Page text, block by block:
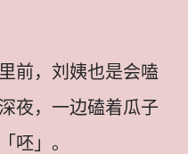
前，刘姨也是会嗑
夜，一边磕着瓜子
呸」。